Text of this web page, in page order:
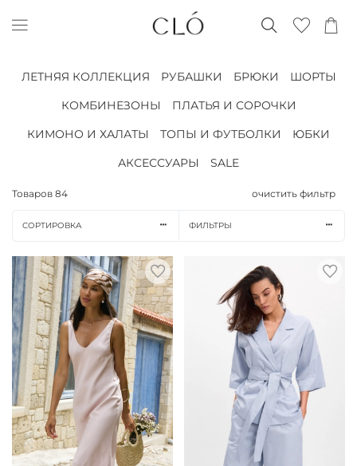
ЛЕТНЯЯ КОЛЛЕКЦИЯ РУБАШКИ БРЮКИ
ШОРТЫ
КОМБИНЕЗОНЫ
ПЛАТЬЯ И СОРОЧКИ
КИМОНО И ХАЛАТЫ
ТОПЫ И ФУТБОЛКИ
ЮБКИ
АКСЕССУАРЫ
SALE
Товаров 84 очистить фильтр
СОРТИРОВКА ФИЛЬТРЫ